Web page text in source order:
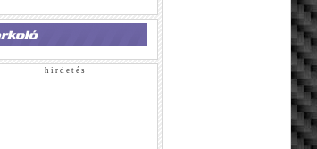
h i r d e t é s